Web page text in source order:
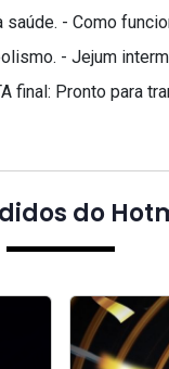
- Como
- Jejum
Pronto para
do